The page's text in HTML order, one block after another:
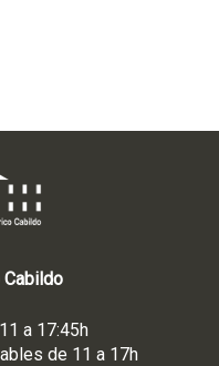
Cabildo
a 17:45h
de 11 a 17h